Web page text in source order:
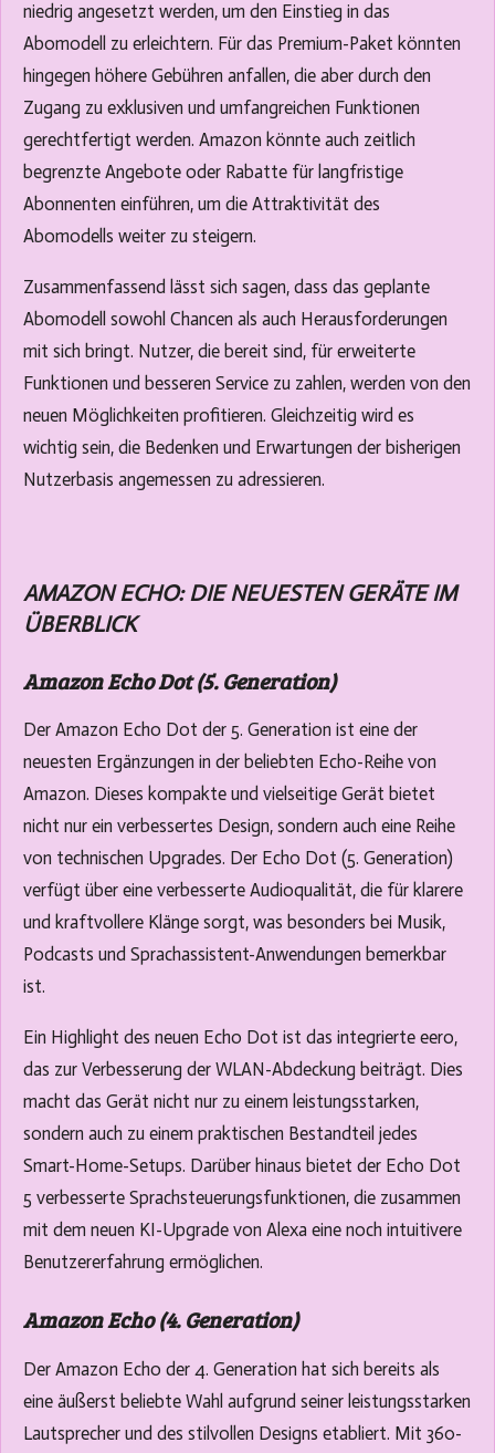
niedrig angesetzt werden, um den Einstieg in das
Abomodell zu erleichtern. Für das Premium-Paket könnten
hingegen höhere Gebühren anfallen, die aber durch den
Zugang zu exklusiven und umfangreichen Funktionen
gerechtfertigt werden. Amazon könnte auch zeitlich
begrenzte Angebote oder Rabatte für langfristige
Abonnenten einführen, um die Attraktivität des
Abomodells weiter zu steigern.
Zusammenfassend lässt sich sagen, dass das geplante
Abomodell sowohl Chancen als auch Herausforderungen
mit sich bringt. Nutzer, die bereit sind, für erweiterte
Funktionen und besseren Service zu zahlen, werden von den
neuen Möglichkeiten profitieren. Gleichzeitig wird es
wichtig sein, die Bedenken und Erwartungen der bisherigen
Nutzerbasis angemessen zu adressieren.
AMAZON ECHO: DIE NEUESTEN GERÄTE IM
ÜBERBLICK
Amazon Echo Dot (5. Generation)
Der Amazon Echo Dot der 5. Generation ist eine der
neuesten Ergänzungen in der beliebten Echo-Reihe von
Amazon. Dieses kompakte und vielseitige Gerät bietet
nicht nur ein verbessertes Design, sondern auch eine Reihe
von technischen Upgrades. Der Echo Dot (5. Generation)
verfügt über eine verbesserte Audioqualität, die für klarere
und kraftvollere Klänge sorgt, was besonders bei Musik,
Podcasts und Sprachassistent-Anwendungen bemerkbar
ist.
Ein Highlight des neuen Echo Dot ist das integrierte eero,
das zur Verbesserung der WLAN-Abdeckung beiträgt. Dies
macht das Gerät nicht nur zu einem leistungsstarken,
sondern auch zu einem praktischen Bestandteil jedes
Smart-Home-Setups. Darüber hinaus bietet der Echo Dot
5 verbesserte Sprachsteuerungsfunktionen, die zusammen
mit dem neuen KI-Upgrade von Alexa eine noch intuitivere
Benutzererfahrung ermöglichen.
Amazon Echo (4. Generation)
Der Amazon Echo der 4. Generation hat sich bereits als
eine äußerst beliebte Wahl aufgrund seiner leistungsstarken
Lautsprecher und des stilvollen Designs etabliert. Mit 360-